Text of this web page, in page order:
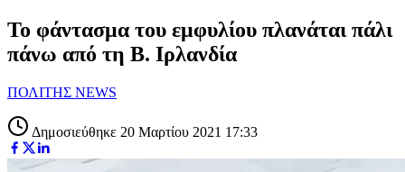
Το φάντασμα του εμφυλίου πλανάται πάλι
πάνω από τη Β. Ιρλανδία
ΠΟΛΙΤΗΣ NEWS
Δημοσιεύθηκε 20 Μαρτίου 2021 17:33